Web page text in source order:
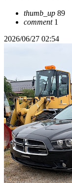
thumb_up 89
comment1
2026/06/27 02:54